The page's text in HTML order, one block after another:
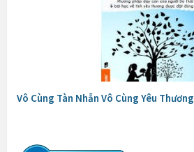
Vô Cùng Tàn Nhẫn Vô Cùng Yêu Thương